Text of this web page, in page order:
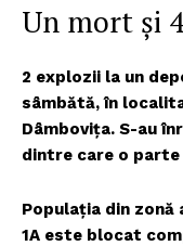
Un mort și
2 explozii la un
sâmbătă, în
Dâmboviţa. S-au
dintre care o parte
Populația din
1A este blocat